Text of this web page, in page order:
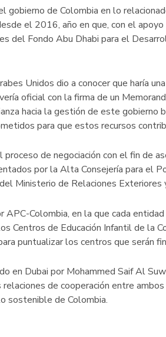
de Colombia en lo
el 2016, año en que, con el
del Fondo Abu Dhabi para el
Unidos dio a conocer que haría
oficial con la firma de un
hacia la gestión de este
para que estos recursos
de negociación con el fin de
por la Alta Consejería para el
Ministerio de Relaciones Exteriores
Colombia, en la que cada
Centros de Educación Infantil de la
puntualizar los centros que serán
en Dubai por Mohammed Saif Al
de cooperación entre
sostenible de Colombia.